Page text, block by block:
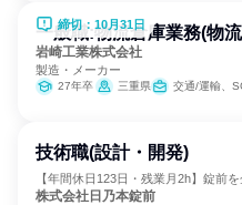
締切：10月31日
一般職:物流倉庫業務(物
岩崎工業株式会社
製造・メーカー
27年卒 三重県 交通/運輸、
技術職(設計・開発)
【年間休日123日・残業月2h】錠前
株式会社日乃本錠前